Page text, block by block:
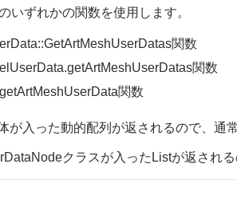
いずれかの関数を使用します。
関数
関数
関数
入った動的配列が返されるので、通
クラスが入ったListが返され